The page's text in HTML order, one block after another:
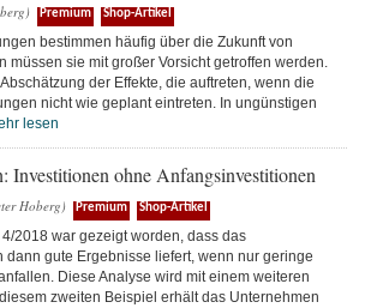
Premium Shop-Artikel
bestimmen häufig über die Zukunft von
müssen sie mit großer Vorsicht getroffen werden.
der Effekte, die auftreten, wenn die
nicht wie geplant eintreten. In ungünstigen
lesen
Investitionen ohne Anfangsinvestitionen
Hoberg) Premium Shop-Artikel
2018 war gezeigt worden, dass das
dann gute Ergebnisse liefert, wenn nur geringe
Diese Analyse wird mit einem weiteren
zweiten Beispiel erhält das Unternehmen